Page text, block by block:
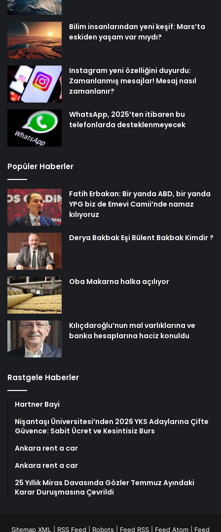
Bilim insanlarından yeni keşif: Mars’ta
eskiden yaşam var mıydı?
Instagram yeni özelliğini duyurdu:
Zamanlanmış mesajlar! Mesaj nasıl
zamanlanır?
WhatsApp, 2025’ten itibaren bu
telefonlarda desteklenmeyecek
Popüler Haberler
Fatih Erbakan: Bir yanda ABD, bir yanda
YPG biz de Emevi Camii’nde namaz
kılıyoruz
Derya Bakbak Eşi Bülent Bakbak Kimdir ?
Oba Makarna halka açılıyor
Kılıçdaroğlu’nun mal varlıklarına ve
banka hesaplarına haciz konuldu
Rastgele Haberler
Hartner Bayi
Nişantaşı Üniversitesi’nden 2026 YKS Adaylarına Çifte
Güvence: Sabit Ücret ve Kesintisiz Burs
Ankara rent a car
Ankara rent a car
25 Yıllık Miras Davasında Gözler Temmuz Ayındaki
Karar Duruşmasına Çevrildi
Sitemap XML RSS Feed Robots Feed RSS Feed Atom Feed